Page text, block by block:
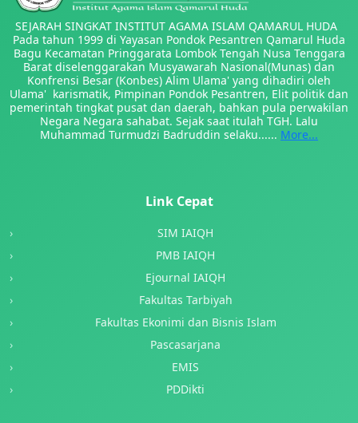
SEJARAH SINGKAT INSTITUT AGAMA ISLAM QAMARUL HUDA
Pada tahun 1999 di Yayasan Pondok Pesantren Qamarul Huda
Bagu Kecamatan Pringgarata Lombok Tengah Nusa Tenggara
Barat diselenggarakan Musyawarah Nasional(Munas) dan
Konfrensi Besar (Konbes) Alim Ulama' yang dihadiri oleh
Ulama' karismatik, Pimpinan Pondok Pesantren, Elit politik dan
pemerintah tingkat pusat dan daerah, bahkan pula perwakilan
Negara Negara sahabat. Sejak saat itulah TGH. Lalu
Muhammad Turmudzi Badruddin selaku...... More...
Link Cepat
SIM IAIQH
PMB IAIQH
Ejournal IAIQH
Fakultas Tarbiyah
Fakultas Ekonimi dan Bisnis Islam
Pascasarjana
EMIS
PDDikti